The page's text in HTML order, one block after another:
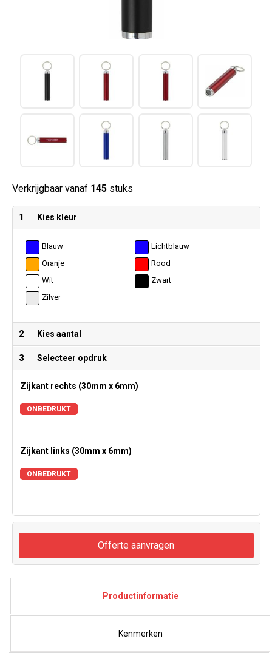
Verkrijgbaar vanaf 145stuks
1 Kies kleur
Blauw
Lichtblauw
Oranje
Rood
Wit
Zwart
Zilver
2 Kies aantal
3 Selecteer opdruk
Zijkant rechts (30mm x 6mm)
ONBEDRUKT
Zijkant links (30mm x 6mm)
ONBEDRUKT
Offerte aanvragen
Productinformatie
Kenmerken